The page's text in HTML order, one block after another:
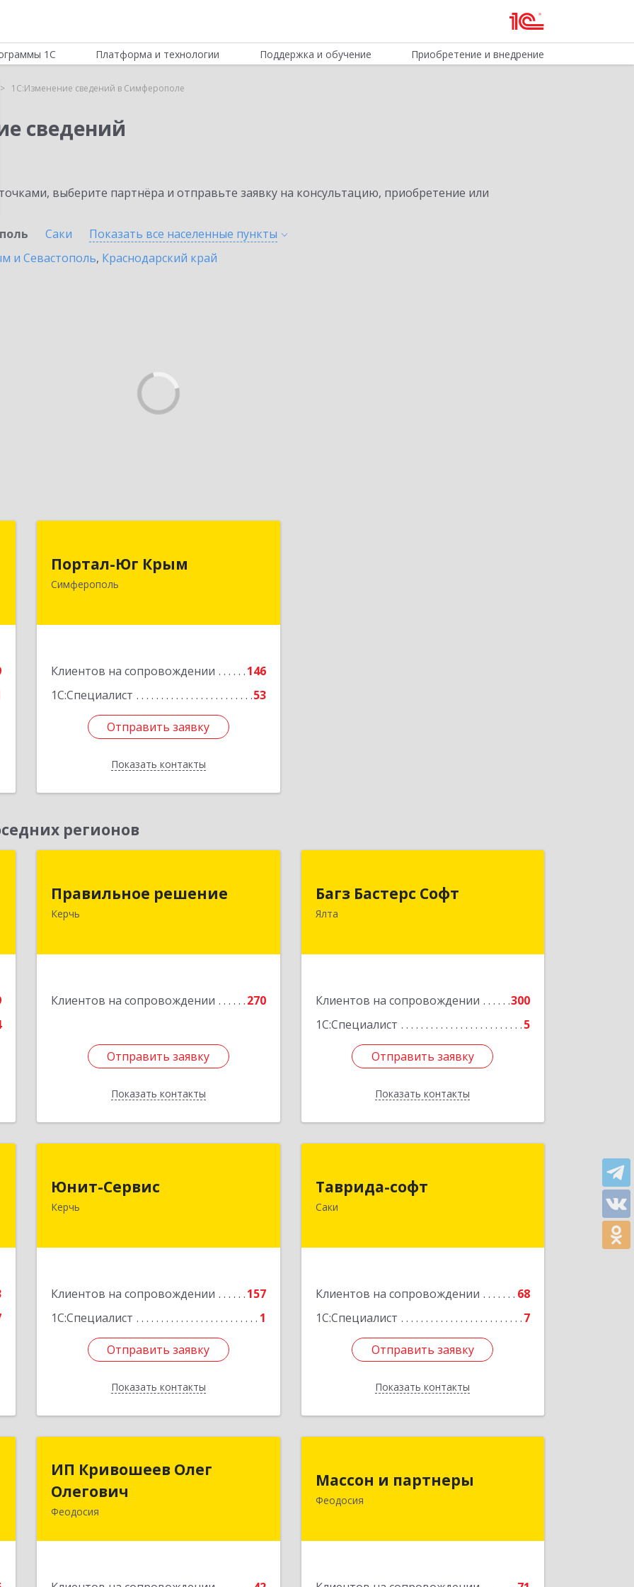
1С Платформа и технологии Поддержка и обучение Приобретение и внедрение
1С:Изменение сведений в Симферополе
сведений
выберите партнёра и отправьте заявку на консультацию, приобретение или
Саки Показать все населенные пункты
и Севастополь, Краснодарский край
Портал-Юг Крым
Симферополь
Клиентов на сопровождении
146
1С:Специалист
53
Отправить заявку
Показать контакты
295015, Крым Респ, Симферополь г,
Подробнее
Отправить заявку
Назад
регионов
Правильное решение
Керчь
Клиентов на сопровождении 270
Отправить заявку
Показать контакты
298330, Крым Респ, Керчь г,
Адмиралтейский проезд, дом № 1
Подробнее
Отправить заявку
Назад
Багз Бастерс Софт
Ялта
Клиентов на сопровождении
300
1С:Специалист
5
Отправить заявку
Показать контакты
298603, Крым Респ, Ялта г, Свердлова
Подробнее
Отправить заявку
Назад
Юнит-Сервис
Керчь
Клиентов на сопровождении
157
1С:Специалист
1
Отправить заявку
Показать контакты
298300, Крым Респ, Керчь г,
Подробнее
Отправить заявку
Назад
Таврида-софт
Саки
Клиентов на сопровождении
68
1С:Специалист
7
Отправить заявку
Показать контакты
296574, Крым Респ, м.р-н Сакский с.п.
Новофедоровское, Новофедоровка
Отправить заявку
Назад
ИП Кривошеев Олег
Олегович
Феодосия
Олегович
Массон и партнеры
Феодосия
298112, Крым Респ, Феодосия г,
Подробнее